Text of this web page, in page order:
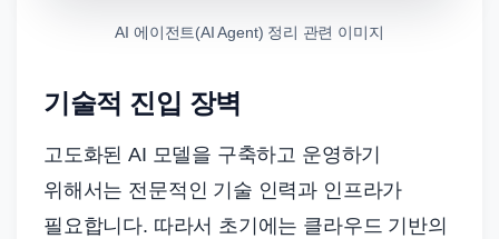
AI 에이전트(AI Agent) 정리 관련 이미지
기술적 진입 장벽
고도화된 AI 모델을 구축하고 운영하기
위해서는 전문적인 기술 인력과 인프라가
필요합니다. 따라서 초기에는 클라우드 기반의